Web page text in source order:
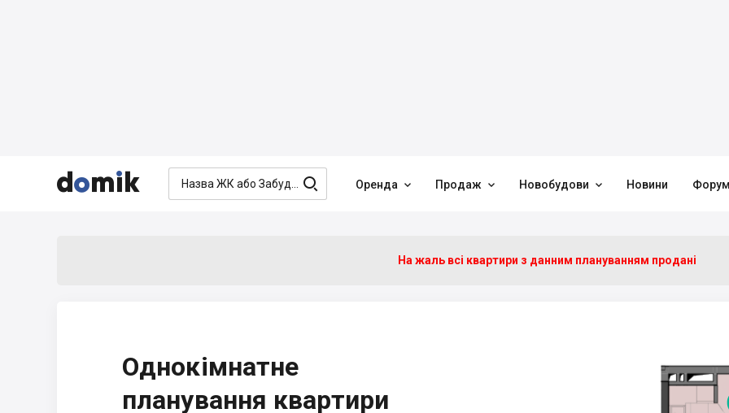


  Оренда  Продаж  Новобудови  Новини
На жаль всі квартири з данним плануванням продані
Однокімнатне
планування квартири